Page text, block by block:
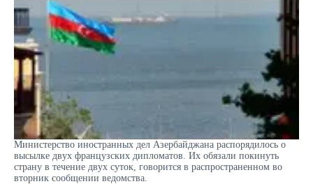
Министерство иностранных дел Азербайджана распорядилось о
высылке двух французских дипломатов. Их обязали покинуть
страну в течение двух суток, говорится в распространенном во
вторник сообщении ведомства.